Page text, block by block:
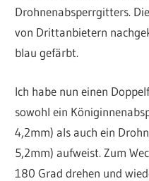
Drohnenabsperrgitters.
von Drittanbietern
blau gefärbt.
Ich habe nun einen
sowohl ein
4,2mm) als auch ein
5,2mm) aufweist. Zum
180 Grad drehen und